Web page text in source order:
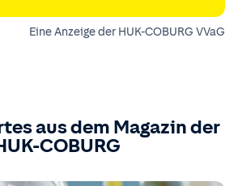
Eine Anzeige der HUK-COBURG VVaG
aus dem Magazin der
COBURG